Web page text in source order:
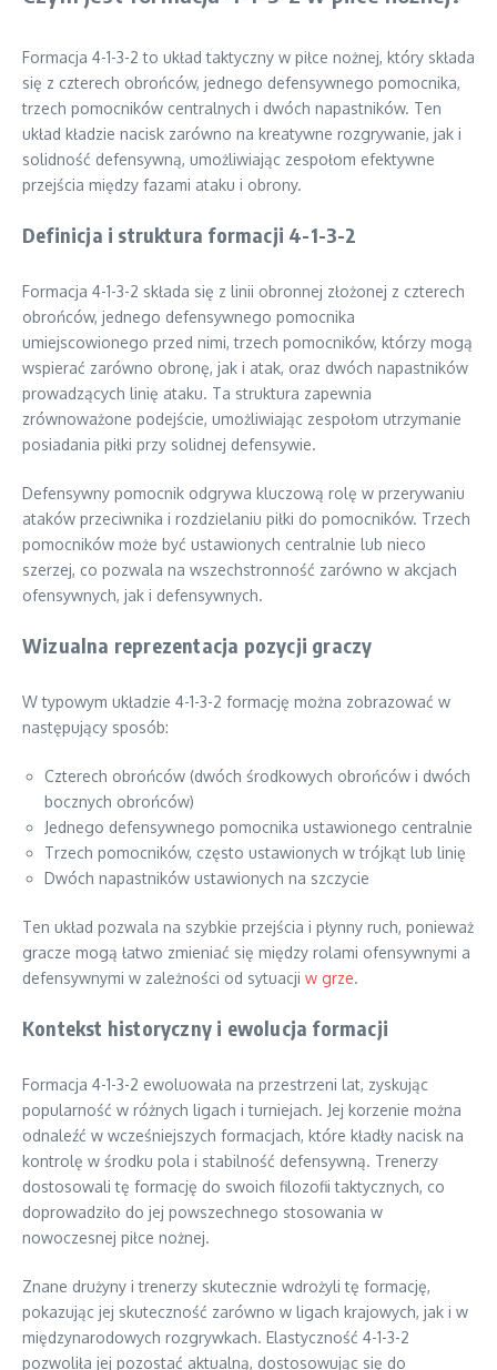
Formacja 4-1-3-2 to układ taktyczny w piłce nożnej, który składa
się z czterech obrońców, jednego defensywnego pomocnika,
trzech pomocników centralnych i dwóch napastników. Ten
układ kładzie nacisk zarówno na kreatywne rozgrywanie, jak i
solidność defensywną, umożliwiając zespołom efektywne
przejścia między fazami ataku i obrony.
Definicja i struktura formacji 4-1-3-2
Formacja 4-1-3-2 składa się z linii obronnej złożonej z czterech
obrońców, jednego defensywnego pomocnika
umiejscowionego przed nimi, trzech pomocników, którzy mogą
wspierać zarówno obronę, jak i atak, oraz dwóch napastników
prowadzących linię ataku. Ta struktura zapewnia
zrównoważone podejście, umożliwiając zespołom utrzymanie
posiadania piłki przy solidnej defensywie.
Defensywny pomocnik odgrywa kluczową rolę w przerywaniu
ataków przeciwnika i rozdzielaniu piłki do pomocników. Trzech
pomocników może być ustawionych centralnie lub nieco
szerzej, co pozwala na wszechstronność zarówno w akcjach
ofensywnych, jak i defensywnych.
Wizualna reprezentacja pozycji graczy
W typowym układzie 4-1-3-2 formację można zobrazować w
następujący sposób:
Czterech obrońców (dwóch środkowych obrońców i dwóch
bocznych obrońców)
Jednego defensywnego pomocnika ustawionego centralnie
Trzech pomocników, często ustawionych w trójkąt lub linię
Dwóch napastników ustawionych na szczycie
Ten układ pozwala na szybkie przejścia i płynny ruch, ponieważ
gracze mogą łatwo zmieniać się między rolami ofensywnymi a
defensywnymi w zależności od sytuacji w grze.
Kontekst historyczny i ewolucja formacji
Formacja 4-1-3-2 ewoluowała na przestrzeni lat, zyskując
popularność w różnych ligach i turniejach. Jej korzenie można
odnaleźć w wcześniejszych formacjach, które kładły nacisk na
kontrolę w środku pola i stabilność defensywną. Trenerzy
dostosowali tę formację do swoich filozofii taktycznych, co
doprowadziło do jej powszechnego stosowania w
nowoczesnej piłce nożnej.
Znane drużyny i trenerzy skutecznie wdrożyli tę formację,
pokazując jej skuteczność zarówno w ligach krajowych, jak i w
międzynarodowych rozgrywkach. Elastyczność 4-1-3-2
pozwoliła jej pozostać aktualną, dostosowując się do